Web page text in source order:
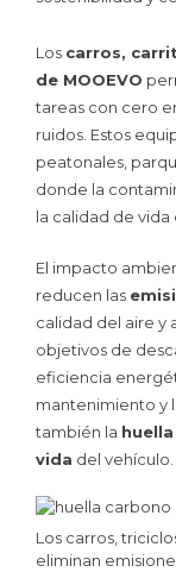
Los carros,
de MOOEVO
tareas con cero
ruidos. Estos
peatonales,
donde la
la calidad de vida
El impacto
reducen las
calidad del aire y
objetivos de
eficiencia
mantenimiento y
también la
vida del vehículo.
Los carros,
eliminan